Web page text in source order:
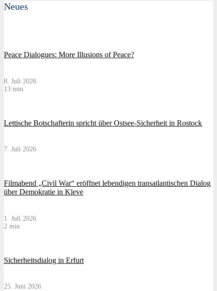
Neues
Peace Dialogues: More Illusions of Peace?
8. Juli 2026
13 min
Lettische Botschafterin spricht über Ostsee-Sicherheit in Rostock
7. Juli 2026
Filmabend „Civil War“ eröffnet lebendigen transatlantischen Dialog
über Demokratie in Kleve
1. Juli 2026
2 min
Sicherheitsdialog in Erfurt
25. Juni 2026